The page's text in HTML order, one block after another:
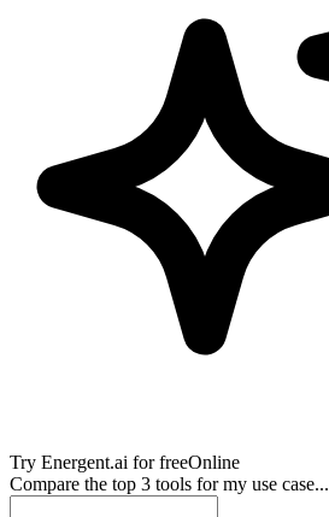
Try Energent.ai for freeOnline
Compare the top 3 tools for my use case...